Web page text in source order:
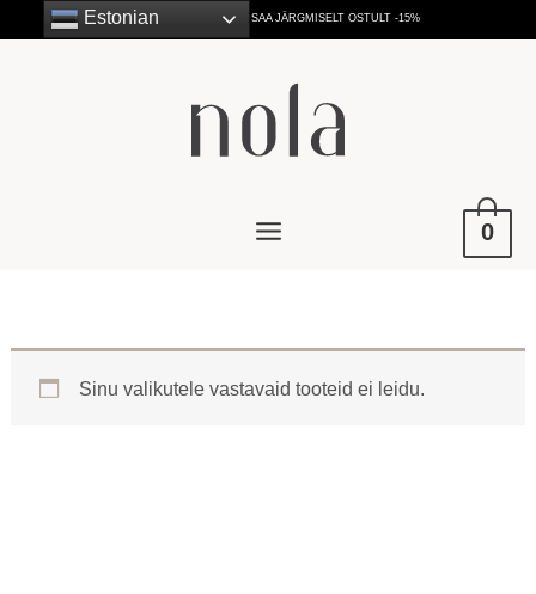
LIITU UUDISKIRJAGA JA SAA JÄRGMISELT OSTULT -15%
0
Sinu valikutele vastavaid tooteid ei leidu.
Estonian